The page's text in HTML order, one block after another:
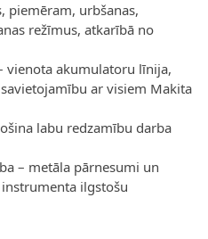
piemēram, urbšanas,
režīmus, atkarībā no
vienota akumulatoru līnija,
ar visiem Makita
labu redzamību darba
– metāla pārnesumi un
ilgstošu